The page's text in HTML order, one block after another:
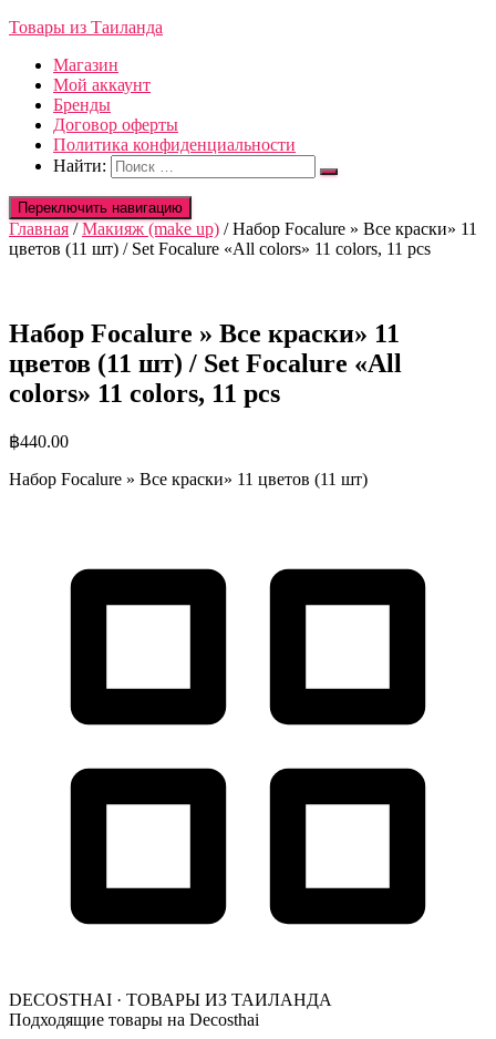
Товары из Таиланда
Магазин
Мой аккаунт
Бренды
Договор оферты
Политика конфиденциальности
Найти:
Переключить навигацию
Главная /Макияж (make up) / Набор Focalure » Все краски» 11
цветов (11 шт) / Set Focalure «All colors» 11 colors, 11 pcs
Набор Focalure » Все краски» 11
цветов (11 шт) / Set Focalure «All
colors» 11 colors, 11 pcs
฿440.00
Набор Focalure » Все краски» 11 цветов (11 шт)
DECOSTHAI · ТОВАРЫ ИЗ ТАИЛАНДА
Подходящие товары на Decosthai